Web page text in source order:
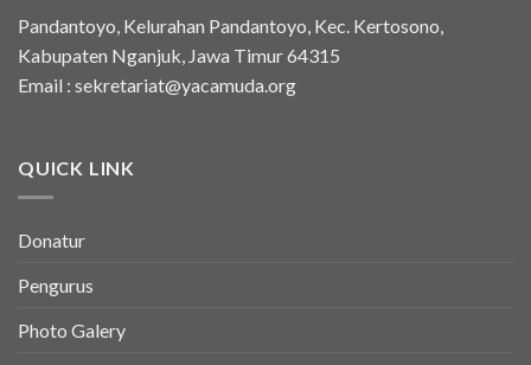
Pandantoyo, Kelurahan Pandantoyo, Kec. Kertosono,
Kabupaten Nganjuk, Jawa Timur 64315
Email : sekretariat@yacamuda.org
QUICK LINK
Donatur
Pengurus
Photo Galery